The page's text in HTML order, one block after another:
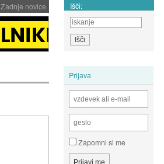
Zadnje novice Išči:
Prijava
Zapomni si me